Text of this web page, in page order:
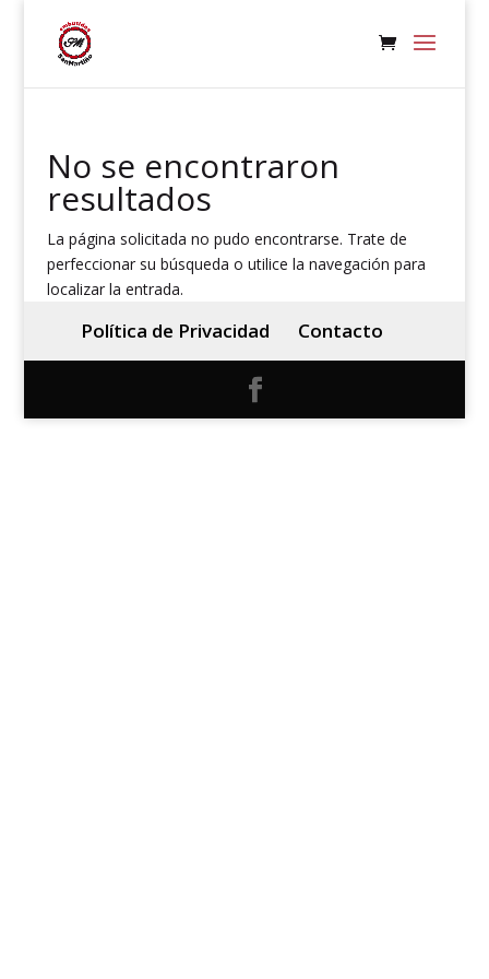
No se encontraron
resultados
La página solicitada no pudo encontrarse. Trate de
perfeccionar su búsqueda o utilice la navegación para
localizar la entrada.
Política de Privacidad Contacto